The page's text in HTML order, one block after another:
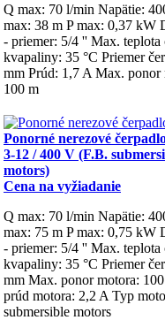
Q max: 70 l/min Napätie:
max: 38 m P max: 0,37 kW
- priemer: 5/4 '' Max. teplota
kvapaliny: 35 °C Priemer
mm Prúd: 1,7 A Max. ponor
100 m
Ponorné nerezové
3-12 / 400 V (F.B.
motors)
Cena na vyžiadanie
Q max: 70 l/min Napätie:
max: 75 m P max: 0,75 kW
- priemer: 5/4 '' Max. teplota
kvapaliny: 35 °C Priemer
mm Max. ponor motora:
prúd motora: 2,2 A Typ
submersible motors